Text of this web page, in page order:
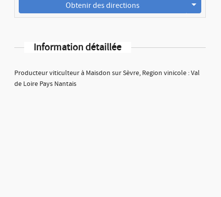
Obtenir des directions
Information détaillée
Producteur viticulteur à Maisdon sur Sèvre, Region vinicole : Val
de Loire Pays Nantais